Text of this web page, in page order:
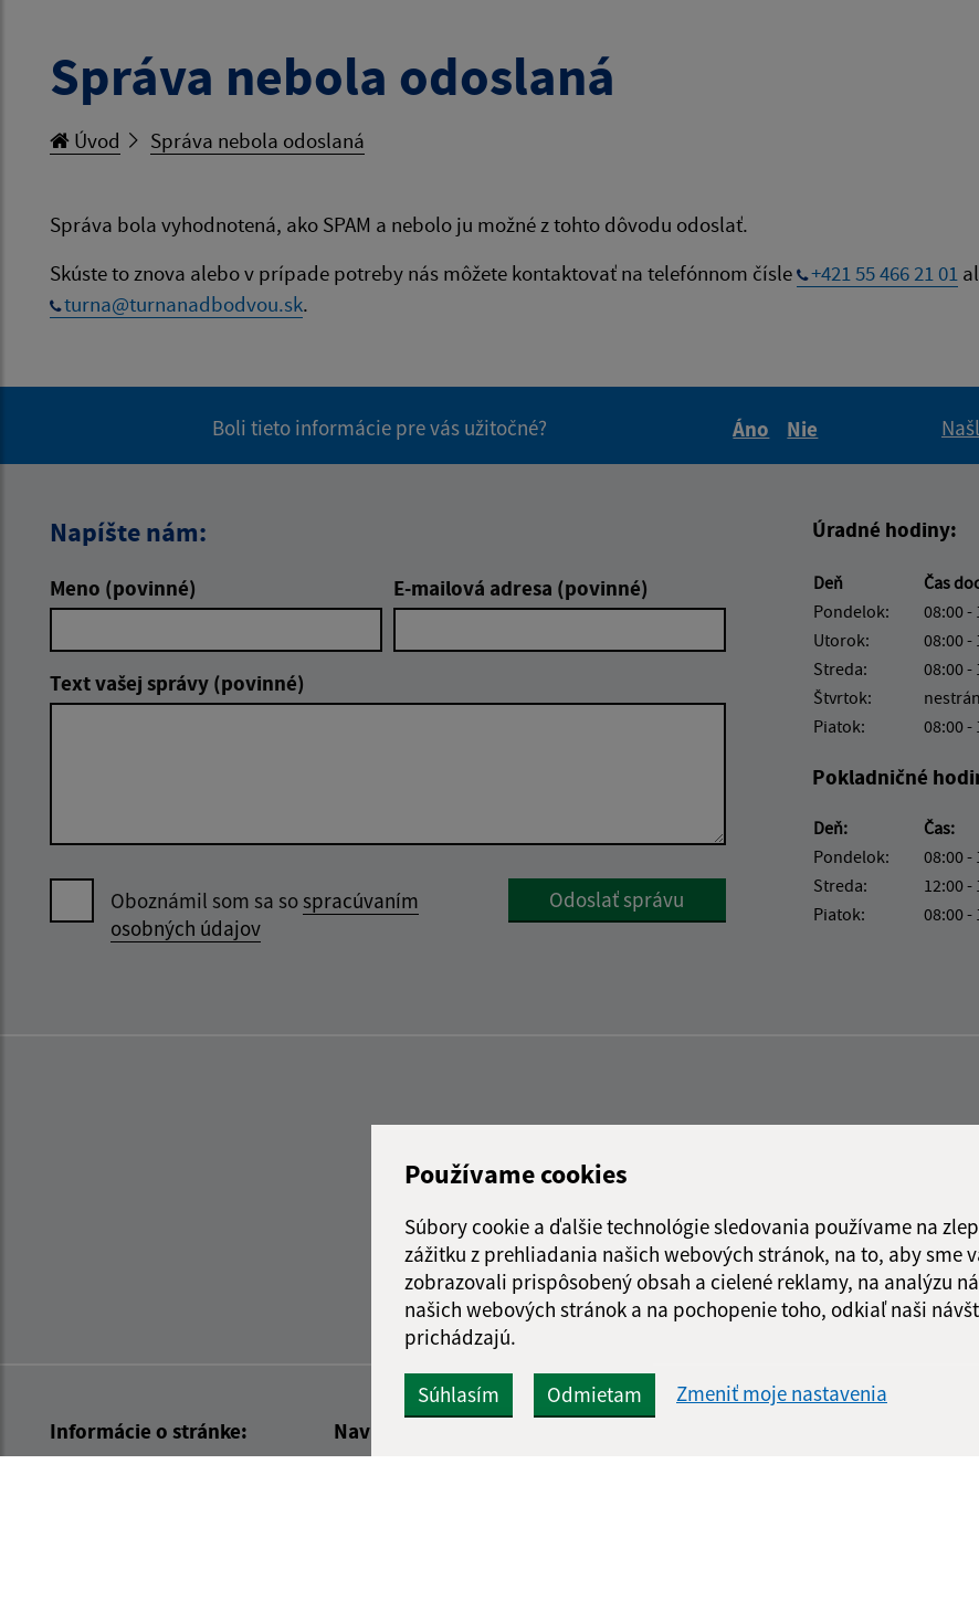
Používame cookies
Súbory cookie a ďalšie technológie sledovania používame na
zážitku z prehliadania našich webových stránok, na to, aby sme
zobrazovali prispôsobený obsah a cielené reklamy, na analýzu
našich webových stránok a na pochopenie toho, odkiaľ naši
prichádzajú.
Súhlasím Odmietam Zmeniť moje nastavenia
Správa nebola odoslaná
Úvod Správa nebola odoslaná
Správa bola vyhodnotená, ako SPAM a nebolo ju možné z tohto dôvodu odoslať.
Skúste to znova alebo v prípade potreby nás môžete kontaktovať na telefónnom čísle
+421 55 466 21 01
turna@turnanadbodvou.sk.
Boli tieto informácie pre vás užitočné?
Áno
Nie
Napíšte nám:
Meno (povinné) E-mailová adresa (povinné)
Text vašej správy (povinné)
Oboznámil som sa sospracúvaním
osobných údajov
Google reCaptcha Response
Odoslať správu
Úradné hodiny:
Deň Čas
Pondelok:
08:00 -
Utorok:
08:00 -
Streda:
08:00 -
Štvrtok:
Piatok:
08:00 -
Pokladničné
Deň:
Čas:
Pondelok:
08:00 -
Streda:
12:00 -
Piatok:
08:00 -
Informácie o stránke: Navigácia: